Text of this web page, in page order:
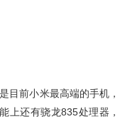
目前小米最高端的手机，
上还有骁龙835处理器，